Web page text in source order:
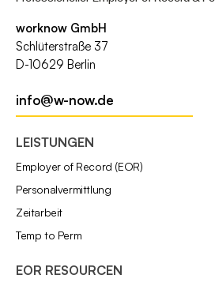
worknow GmbH
Schlüterstraße 37
D-10629 Berlin
info@w-now.de
LEISTUNGEN
Employer of Record (EOR)
Personalvermittlung
Zeitarbeit
Temp to Perm
EOR RESOURCEN